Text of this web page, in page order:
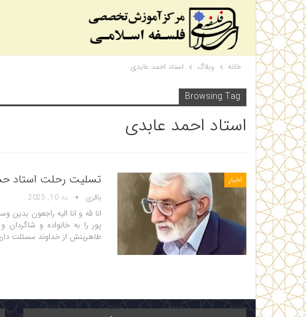
خانه وبلاگ استاد احمد عابدی
Browsing Tag
استاد احمد عابدی
اخبار تسلیت رحلت استاد
باقری مه 10, 2025
انا لله و انا الیه راجعون
پور را به خانواده و
طاهرینش از خداوند مسئلت